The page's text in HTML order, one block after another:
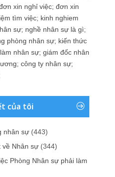
xin nghỉ việc; đơn xin
tìm việc; kinh nghiem
sự; nghề nhân sự là gì;
phòng nhân sự; kiến thức
nhân sự; giám đốc nhân
; công ty nhân sự;
của tôi
nhân sự (443)
về Nhân sự (344)
Phòng Nhân sự phải làm